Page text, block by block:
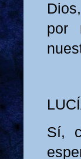
por
Sí,